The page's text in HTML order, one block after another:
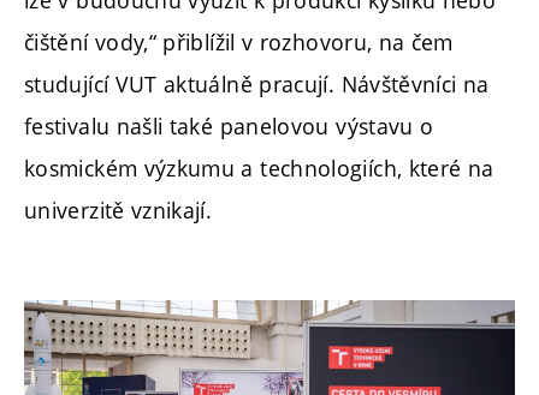
čištění vody,“ přiblížil v rozhovoru, na čem
studující VUT aktuálně pracují. Návštěvníci na
festivalu našli také panelovou výstavu o
kosmickém výzkumu a technologiích, které na
univerzitě vznikají.